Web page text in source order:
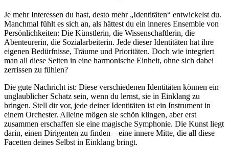
Je mehr Interessen du hast, desto mehr „Identitäten“ entwickelst du.
Manchmal fühlt es sich an, als hättest du ein inneres Ensemble von
Persönlichkeiten: Die Künstlerin, die Wissenschaftlerin, die
Abenteurerin, die Sozialarbeiterin. Jede dieser Identitäten hat ihre
eigenen Bedürfnisse, Träume und Prioritäten. Doch wie integriert
man all diese Seiten in eine harmonische Einheit, ohne sich dabei
zerrissen zu fühlen?
Die gute Nachricht ist: Diese verschiedenen Identitäten können ein
unglaublicher Schatz sein, wenn du lernst, sie in Einklang zu
bringen. Stell dir vor, jede deiner Identitäten ist ein Instrument in
einem Orchester. Alleine mögen sie schön klingen, aber erst
zusammen erschaffen sie eine magische Symphonie. Die Kunst liegt
darin, einen Dirigenten zu finden – eine innere Mitte, die all diese
Facetten deines Selbst in Einklang bringt.